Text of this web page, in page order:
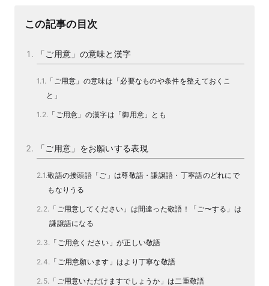
この記事の目次
「ご用意」の意味と漢字
「ご用意」の意味は「必要なものや条件を整えておくこ
と」
「ご用意」の漢字は「御用意」とも
「ご用意」をお願いする表現
敬語の接頭語「ご」は尊敬語・謙譲語・丁寧語のどれにで
もなりうる
「ご用意してください」は間違った敬語！「ご〜する」は
謙譲語になる
「ご用意ください」が正しい敬語
「ご用意願います」はより丁寧な敬語
「ご用意いただけますでしょうか」は二重敬語